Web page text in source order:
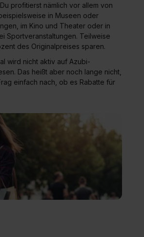
profitierst nämlich vor allem von
in Museen oder
im Kino und Theater oder in
Sportveranstaltungen. Teilweise
des Originalpreises sparen.
wird nicht aktiv auf Azubi-
Das heißt aber noch lange nicht,
einfach nach, ob es Rabatte für